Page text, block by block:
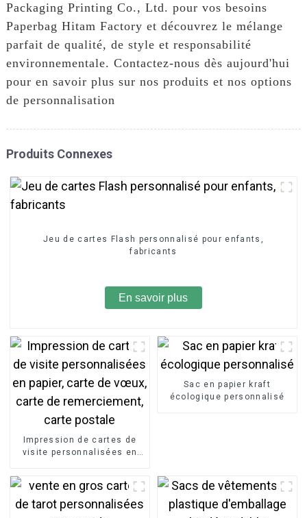
Packaging Printing Co., Ltd. pour vos besoins
Paperbag Hitam Factory et découvrez le mélange
parfait de qualité, de style et responsabilité
environnementale. Contactez-nous dès aujourd'hui
pour en savoir plus sur nos produits et nos options
de personnalisation
Produits Connexes
Jeu de cartes Flash personnalisé pour enfants,
fabricants
En savoir plus
Impression de cartes de
visite personnalisées en
postale
Sac en papier kraft
écologique personnalisé